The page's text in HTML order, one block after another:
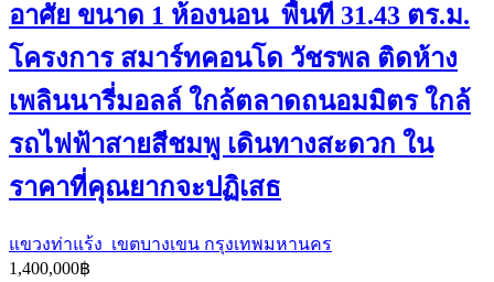
อาศัย ขนาด 1 ห้องนอน พื้นที่ 31.43 ตร.ม.
โครงการ สมาร์ทคอนโด วัชรพล ติดห้าง
เพลินนารี่มอลล์ ใกล้ตลาดถนอมมิตร ใกล้
รถไฟฟ้าสายสีชมพู เดินทางสะดวก ใน
ราคาที่คุณยากจะปฏิเสธ
แขวงท่าแร้ง เขตบางเขน กรุงเทพมหานคร
1,400,000฿